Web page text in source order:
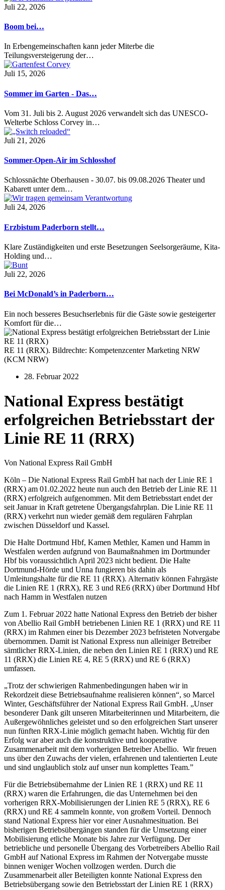
Juli 22, 2026
Boom bei…
In Erbengemeinschaften kann jeder Miterbe die
Teilungsversteigerung der…
Juli 15, 2026
Sommer im Garten - Das…
Vom 31. Juli bis 2. August 2026 verwandelt sich das UNESCO-
Welterbe Schloss Corvey in…
Juli 21, 2026
Sommer-Open-Air im Schlosshof
Schlossnächte Oberhausen - 30.07. bis 09.08.2026 Theater und
Kabarett unter dem…
Juli 24, 2026
Erzbistum Paderborn stellt…
Klare Zuständigkeiten und erste Besetzungen Seelsorgeräume, Kita-
Holding und…
Juli 22, 2026
Bei McDonald’s in Paderborn…
Ein noch besseres Besuchserlebnis für die Gäste sowie gesteigerter
Komfort für die…
RE 11 (RRX). Bildrechte: Kompetenzcenter Marketing NRW
(KCM NRW)
28. Februar 2022
National Express bestätigt
erfolgreichen Betriebsstart der
Linie RE 11 (RRX)
Von National Express Rail GmbH
Köln – Die National Express Rail GmbH hat nach der Linie RE 1
(RRX) am 01.02.2022 heute nun auch den Betrieb der Linie RE 11
(RRX) erfolgreich aufgenommen. Mit dem Betriebsstart endet der
seit Januar in Kraft getretene Übergangsfahrplan. Die Linie RE 11
(RRX) verkehrt nun wieder gemäß dem regulären Fahrplan
zwischen Düsseldorf und Kassel.
Die Halte Dortmund Hbf, Kamen Methler, Kamen und Hamm in
Westfalen werden aufgrund von Baumaßnahmen im Dortmunder
Hbf bis voraussichtlich April 2023 nicht bedient. Die Halte
Dortmund-Hörde und Unna fungieren bis dahin als
Umleitungshalte für die RE 11 (RRX). Alternativ können Fahrgäste
die Linien RE 1 (RRX), RE 3 und RE6 (RRX) über Dortmund Hbf
nach Hamm in Westfalen nutzen
Zum 1. Februar 2022 hatte National Express den Betrieb der bisher
von Abellio Rail GmbH betriebenen Linien RE 1 (RRX) und RE 11
(RRX) im Rahmen einer bis Dezember 2023 befristeten Notvergabe
übernommen. Damit ist National Express nun alleiniger Betreiber
sämtlicher RRX-Linien, die neben den Linien RE 1 (RRX) und RE
11 (RRX) die Linien RE 4, RE 5 (RRX) und RE 6 (RRX)
umfassen.
„Trotz der schwierigen Rahmenbedingungen haben wir in
Rekordzeit diese Betriebsaufnahme realisieren können“, so Marcel
Winter, Geschäftsführer der National Express Rail GmbH. „Unser
besonderer Dank gilt unseren Mitarbeiterinnen und Mitarbeitern, die
Außergewöhnliches geleistet und so den erfolgreichen Start unserer
nun fünften RRX-Linie möglich gemacht haben. Wichtig für den
Erfolg war aber auch die konstruktive und kooperative
Zusammenarbeit mit dem vorherigen Betreiber Abellio. Wir freuen
uns über den Zuwachs der vielen, erfahrenen und talentierten Leute
und sind unglaublich stolz auf unser nun komplettes Team.”
Für die Betriebsübernahme der Linien RE 1 (RRX) und RE 11
(RRX) waren die Erfahrungen, die das Unternehmen bei den
vorherigen RRX-Mobilisierungen der Linien RE 5 (RRX), RE 6
(RRX) und RE 4 sammeln konnte, von großem Vorteil. Dennoch
stand National Express hier vor einer Ausnahmesituation. Bei
bisherigen Betriebsübergängen standen für die Umsetzung einer
Mobilisierung etliche Monate bis Jahre zur Verfügung. Der
betriebliche und personelle Übergang des Vorbetreibers Abellio Rail
GmbH auf National Express im Rahmen der Notvergabe musste
binnen weniger Wochen vollzogen werden. Durch die
Zusammenarbeit aller Beteiligten konnte National Express den
Betriebsübergang sowie den Betriebsstart der Linien RE 1 (RRX)